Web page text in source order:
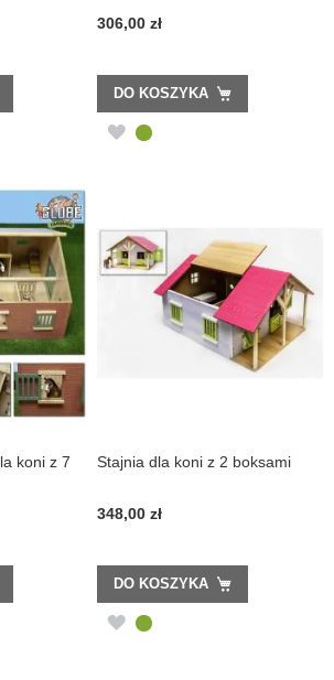
306,00 zł
DO KOSZYKA
DODAJ
ŻYCZEŃ
koni z 7
Stajnia dla koni z 2 boksami
348,00 zł
DO KOSZYKA
DODAJ